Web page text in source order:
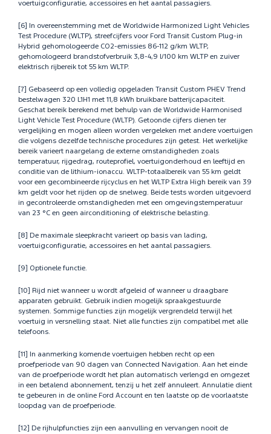
voertuigconfiguratie, accessoires en het aantal passagiers.
[6] In overeenstemming met de Worldwide Harmonized Light Vehicles
Test Procedure (WLTP), streefcijfers voor Ford Transit Custom Plug-in
Hybrid gehomologeerde CO2-emissies 86-112 g/km WLTP,
gehomologeerd brandstofverbruik 3,8-4,9 l/100 km WLTP en zuiver
elektrisch rijbereik tot 55 km WLTP.
[7] Gebaseerd op een volledig opgeladen Transit Custom PHEV Trend
bestelwagen 320 L1H1 met 11,8 kWh bruikbare batterijcapaciteit.
Geschat bereik berekend met behulp van de Worldwide Harmonised
Light Vehicle Test Procedure (WLTP). Getoonde cijfers dienen ter
vergelijking en mogen alleen worden vergeleken met andere voertuigen
die volgens dezelfde technische procedures zijn getest. Het werkelijke
bereik varieert naargelang de externe omstandigheden zoals
temperatuur, rijgedrag, routeprofiel, voertuigonderhoud en leeftijd en
conditie van de lithium-ionaccu. WLTP-totaalbereik van 55 km geldt
voor een gecombineerde rijcyclus en het WLTP Extra High bereik van 39
km geldt voor het rijden op de snelweg. Beide tests worden uitgevoerd
in gecontroleerde omstandigheden met een omgevingstemperatuur
van 23 °C en geen airconditioning of elektrische belasting.
[8] De maximale sleepkracht varieert op basis van lading,
voertuigconfiguratie, accessoires en het aantal passagiers.
[9] Optionele functie.
[10] Rijd niet wanneer u wordt afgeleid of wanneer u draagbare
apparaten gebruikt. Gebruik indien mogelijk spraakgestuurde
systemen. Sommige functies zijn mogelijk vergrendeld terwijl het
voertuig in versnelling staat. Niet alle functies zijn compatibel met alle
telefoons.
[11] In aanmerking komende voertuigen hebben recht op een
proefperiode van 90 dagen van Connected Navigation. Aan het einde
van de proefperiode wordt het plan automatisch verlengd en omgezet
in een betalend abonnement, tenzij u het zelf annuleert. Annulatie dient
te gebeuren in de online Ford Account en ten laatste op de voorlaatste
loopdag van de proefperiode.
[12] De rijhulpfuncties zijn een aanvulling en vervangen nooit de